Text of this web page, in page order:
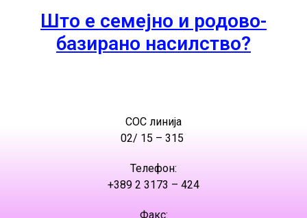
Што е семејно и родово-
базирано насилство?
СОС линија
02/ 15 – 315
Телефон:
+389 2 3173 – 424
Факс: